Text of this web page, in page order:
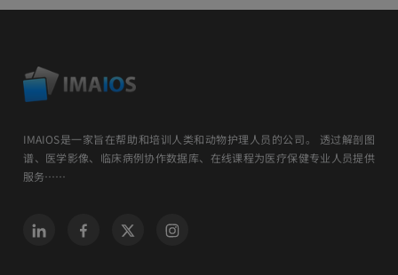
IMAIOS是一家旨在帮助和培训人类和动物护理人员的公司。 透过解剖图
谱、医学影像、临床病例协作数据库、在线课程为医疗保健专业人员提供
服务……